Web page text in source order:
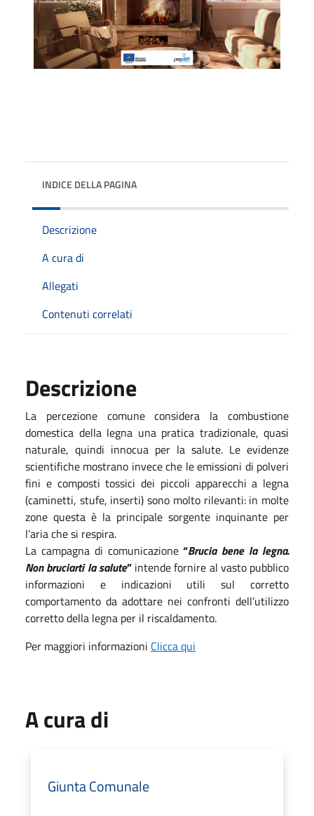
INDICE DELLA PAGINA
Descrizione
A cura di
Allegati
Contenuti correlati
Descrizione
La percezione comune considera la combustione
domestica della legna una pratica tradizionale, quasi
naturale, quindi innocua per la salute. Le evidenze
scientifiche mostrano invece che le emissioni di polveri
fini e composti tossici dei piccoli apparecchi a legna
(caminetti, stufe, inserti) sono molto rilevanti: in molte
zone questa è la principale sorgente inquinante per
l’aria che si respira.
La campagna di comunicazione“Brucia bene la legna.
Non bruciarti la salute”intende fornire al vasto pubblico
informazioni e indicazioni utili sul corretto
comportamento da adottare nei confronti dell’utilizzo
corretto della legna per il riscaldamento.
Per maggiori informazioni Clicca qui
A cura di
Giunta Comunale